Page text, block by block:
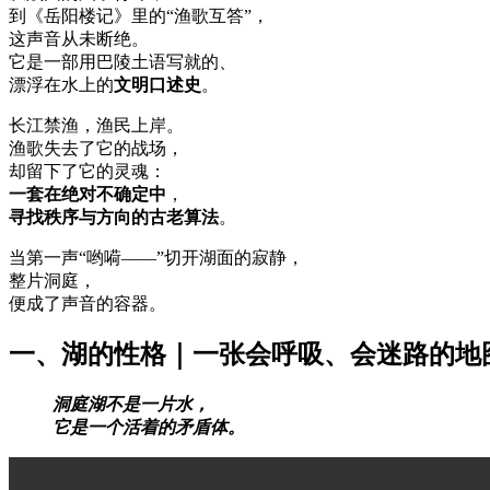
到《岳阳楼记》里的“渔歌互答”，
这声音从未断绝。
它是一部用巴陵土语写就的、
漂浮在水上的文明口述史 。
长江禁渔，渔民上岸。
渔歌失去了它的战场，
却留下了它的灵魂：
一套在绝对不确定中 ，
寻找秩序与方向的古老算法。
当第一声“哟嗬——”切开湖面的寂静，
整片洞庭，
便成了声音的容器。
一、湖的性格｜一张会呼吸、会迷路的地
洞庭湖不是一片水，
它是一个活着的矛盾体。